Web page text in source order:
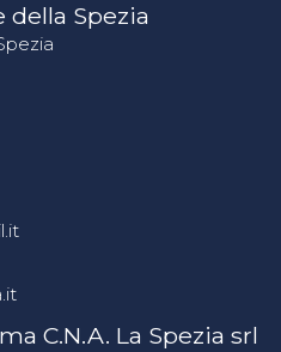
della Spezia
C.N.A. La Spezia srl